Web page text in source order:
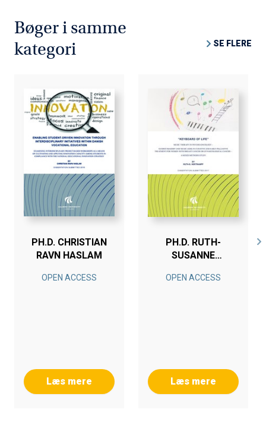
Bøger i samme
kategori
SE FLERE
PH.D. CHRISTIAN
RAVN HASLAM
OPEN ACCESS
Læs mere
PH.D. RUTH-
SUSANNE
OPEN ACCESS
Læs mere